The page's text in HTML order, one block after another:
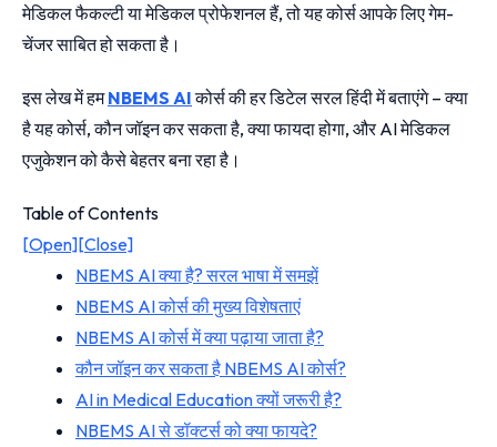
मेडिकल फैकल्टी या मेडिकल प्रोफेशनल हैं, तो यह कोर्स आपके लिए गेम-
चेंजर साबित हो सकता है।
इस लेख में हमNBEMS AIकोर्स की हर डिटेल सरल हिंदी में बताएंगे – क्या
है यह कोर्स, कौन जॉइन कर सकता है, क्या फायदा होगा, और AI मेडिकल
एजुकेशन को कैसे बेहतर बना रहा है।
Table of Contents
[Open][Close]
NBEMS AI क्या है? सरल भाषा में समझें
NBEMS AI कोर्स की मुख्य विशेषताएं
NBEMS AI कोर्स में क्या पढ़ाया जाता है?
कौन जॉइन कर सकता है NBEMS AI कोर्स?
AI in Medical Education क्यों जरूरी है?
NBEMS AI से डॉक्टर्स को क्या फायदे?